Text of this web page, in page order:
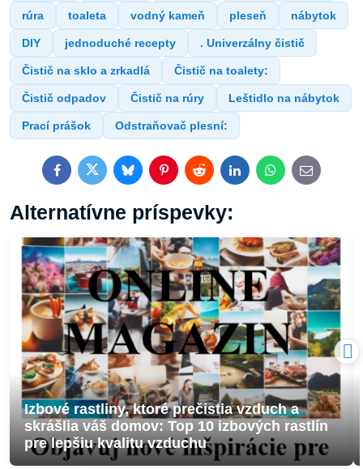
rúra toaleta vodný kameň pleseň nábytok
DIY jednoduché recepty . Univerzálny čistič
Čistič na sklo a zrkadlá Čistič na toalety:
Čistič odpadov Čistič na rúry Leštidlo na nábytok
Prací prášok Odstraňovač plesní:
FacebookTwitterBlueskyPinterestRedditLinkedInWhatsApp
E-
mail
Alternatívne príspevky:
Izbové rastliny, ktoré prečistia vzduch a
skrášlia váš domov: Top 10 izbových rastlín
pre lepšiu kvalitu vzduchu